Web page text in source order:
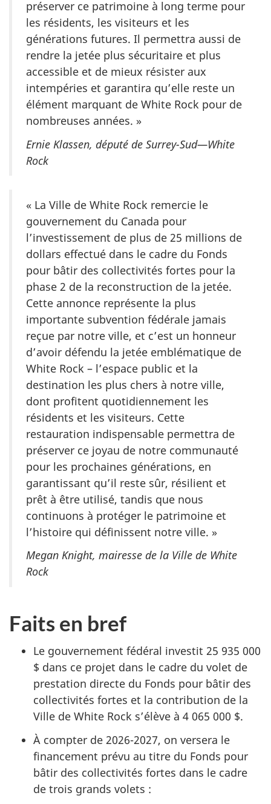
préserver ce patrimoine à long terme pour
les résidents, les visiteurs et les
générations futures. Il permettra aussi de
rendre la jetée plus sécuritaire et plus
accessible et de mieux résister aux
intempéries et garantira qu’elle reste un
élément marquant de White Rock pour de
nombreuses années. »
Ernie Klassen, député de Surrey-Sud—White
Rock
« La Ville de White Rock remercie le
gouvernement du Canada pour
l’investissement de plus de 25 millions de
dollars effectué dans le cadre du Fonds
pour bâtir des collectivités fortes pour la
phase 2 de la reconstruction de la jetée.
Cette annonce représente la plus
importante subvention fédérale jamais
reçue par notre ville, et c’est un honneur
d’avoir défendu la jetée emblématique de
White Rock – l’espace public et la
destination les plus chers à notre ville,
dont profitent quotidiennement les
résidents et les visiteurs. Cette
restauration indispensable permettra de
préserver ce joyau de notre communauté
pour les prochaines générations, en
garantissant qu’il reste sûr, résilient et
prêt à être utilisé, tandis que nous
continuons à protéger le patrimoine et
l’histoire qui définissent notre ville. »
Megan Knight, mairesse de la Ville de White
Rock
Faits en bref
Le gouvernement fédéral investit 25 935 000
$ dans ce projet dans le cadre du volet de
prestation directe du Fonds pour bâtir des
collectivités fortes et la contribution de la
Ville de White Rock s’élève à 4 065 000 $.
À compter de 2026-2027, on versera le
financement prévu au titre du Fonds pour
bâtir des collectivités fortes dans le cadre
de trois grands volets :